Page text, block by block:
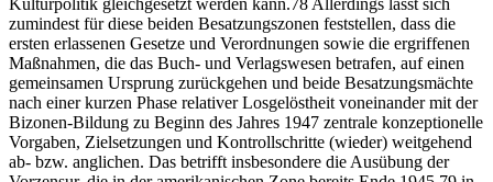
Kulturpolitik gleichgesetzt werden kann.78 Allerdings lässt sich
zumindest für diese beiden Besatzungszonen feststellen, dass die
ersten erlassenen Gesetze und Verordnungen sowie die ergriffenen
Maßnahmen, die das Buch- und Verlagswesen betrafen, auf einen
gemeinsamen Ursprung zurückgehen und beide Besatzungsmächte
nach einer kurzen Phase relativer Losgelöstheit voneinander mit der
Bizonen-Bildung zu Beginn des Jahres 1947 zentrale konzeptionelle
Vorgaben, Zielsetzungen und Kontrollschritte (wieder) weitgehend
ab- bzw. anglichen. Das betrifft insbesondere die Ausübung der